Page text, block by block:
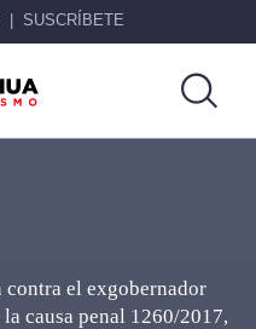
SUSCRÍBETE
contra el exgobernador
la causa penal 1260/2017,